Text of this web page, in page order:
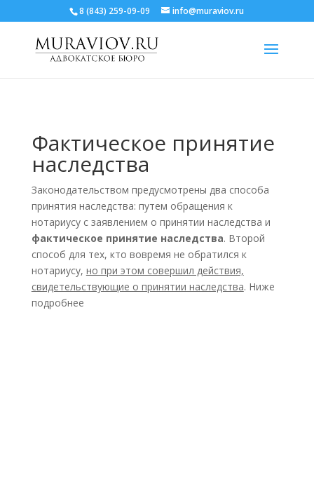
8 (843) 259-09-09 info@muraviov.ru
Фактическое принятие
наследства
Законодательством предусмотрены два способа
принятия наследства: путем обращения к
нотариусу с заявлением о принятии наследства и
фактическое принятие наследства. Второй
способ для тех, кто вовремя не обратился к
нотариусу, но при этом совершил действия,
свидетельствующие о принятии наследства. Ниже
подробнее